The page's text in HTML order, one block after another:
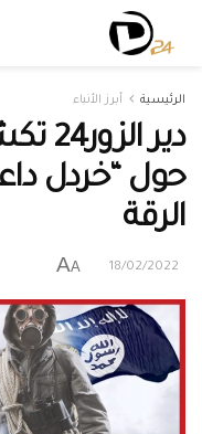
الرئيسية أبرز الأنباء
دير
حول “خردل
الرقة
18/02/2022
A
A